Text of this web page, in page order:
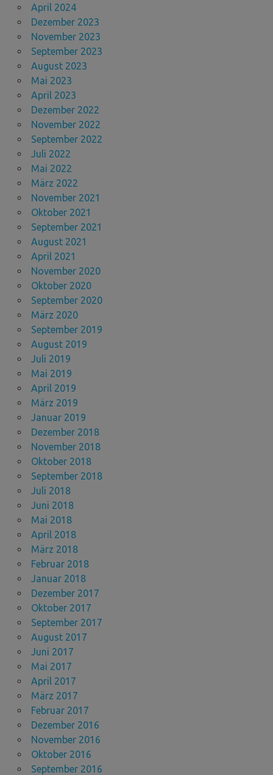
April 2024
Dezember 2023
November 2023
September 2023
August 2023
Mai 2023
April 2023
Dezember 2022
November 2022
September 2022
Juli 2022
Mai 2022
März 2022
November 2021
Oktober 2021
September 2021
August 2021
April 2021
November 2020
Oktober 2020
September 2020
März 2020
September 2019
August 2019
Juli 2019
Mai 2019
April 2019
März 2019
Januar 2019
Dezember 2018
November 2018
Oktober 2018
September 2018
Juli 2018
Juni 2018
Mai 2018
April 2018
März 2018
Februar 2018
Januar 2018
Dezember 2017
Oktober 2017
September 2017
August 2017
Juni 2017
Mai 2017
April 2017
März 2017
Februar 2017
Dezember 2016
November 2016
Oktober 2016
September 2016